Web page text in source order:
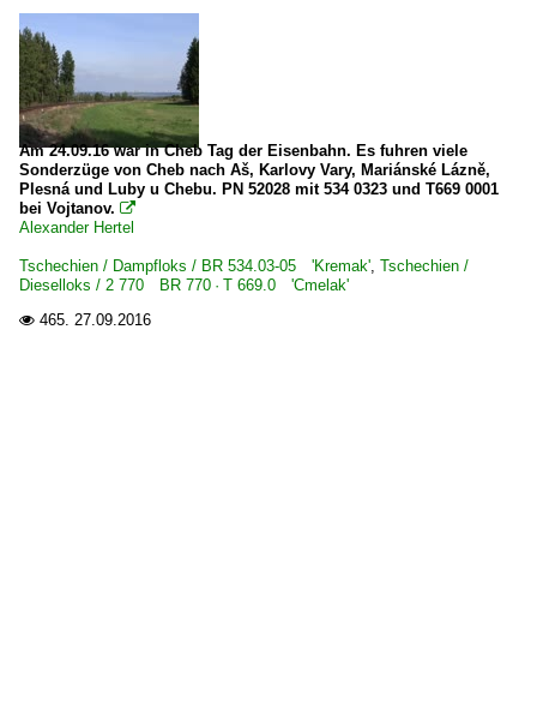
Am 24.09.16 war in Cheb Tag der Eisenbahn. Es fuhren viele
Sonderzüge von Cheb nach Aš, Karlovy Vary, Mariánské Lázně,
Plesná und Luby u Chebu. PN 52028 mit 534 0323 und T669 0001
bei Vojtanov. 
Alexander Hertel
Tschechien / Dampfloks / BR 534.03-05 'Kremak', Tschechien /
Dieselloks / 2 770 BR 770 · T 669.0 'Cmelak'
 465. 27.09.2016